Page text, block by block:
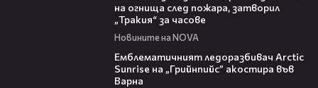
на огнища след пожара, затворил
„Тракия“ за часове
Новините на NOVA
Емблематичният ледоразбивач Arctic
Sunrise на „Грийнпийс” акостира във
Варна